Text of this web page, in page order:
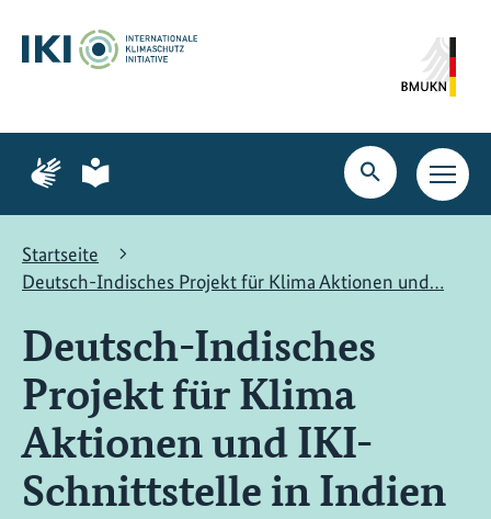
Hauptinhalt
springen
Suche
springen
Hauptnavigation
springen
Zur
Seite
Gebärdensprache
Zur
Seite
leichte
Suche
öffnen
Startseite
Deutsch-Indisches Projekt für Klima Aktionen und…
Deutsch-Indisches
Projekt für Klima
Aktionen und IKI-
Schnittstelle in Indien